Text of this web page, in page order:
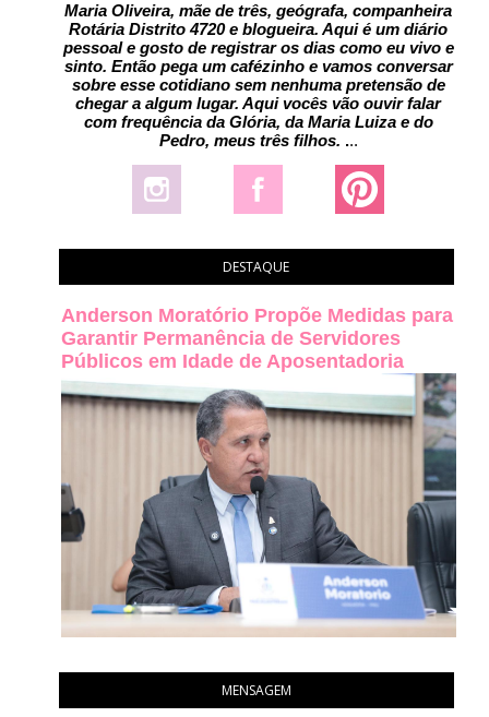
Maria Oliveira, mãe de três, geógrafa, companheira
Rotária Distrito 4720 e blogueira. Aqui é um diário
pessoal e gosto de registrar os dias como eu vivo e
sinto. Então pega um cafézinho e vamos conversar
sobre esse cotidiano sem nenhuma pretensão de
chegar a algum lugar. Aqui vocês vão ouvir falar
com frequência da Glória, da Maria Luiza e do
Pedro, meus três filhos. ...
DESTAQUE
Anderson Moratório Propõe Medidas para
Garantir Permanência de Servidores
Públicos em Idade de Aposentadoria
MENSAGEM